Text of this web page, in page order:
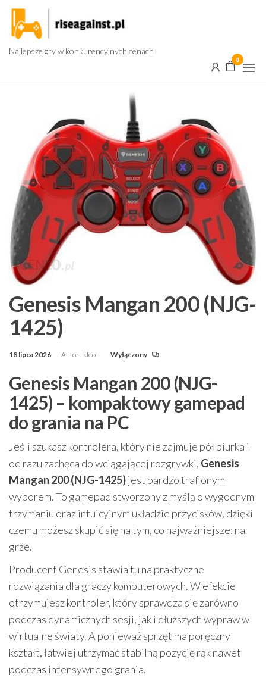
Przejdź
treści
Najlepsze gry w konkurencyjnych cenach
0
Genesis Mangan 200 (NJG-
1425)
18 lipca 2026 Autor kleo Wyłączony
Genesis Mangan 200 (NJG-
1425) – kompaktowy gamepad
do grania na PC
Jeśli szukasz kontrolera, który nie zajmuje pół biurka i
od razu zachęca do wciągającej rozgrywki, Genesis
Mangan 200 (NJG-1425)jest bardzo trafionym
wyborem. To gamepad stworzony z myślą o wygodnym
trzymaniu oraz intuicyjnym układzie przycisków, dzięki
czemu możesz skupić się na tym, co najważniejsze: na
grze.
Producent Genesis stawia tu na praktyczne
rozwiązania dla graczy komputerowych. W efekcie
otrzymujesz kontroler, który sprawdza się zarówno
podczas dynamicznych sesji, jak i dłuższych wypraw w
wirtualne światy. A ponieważ sprzęt ma poręczny
kształt, łatwiej utrzymać stabilną pozycję rąk nawet
podczas intensywnego grania.